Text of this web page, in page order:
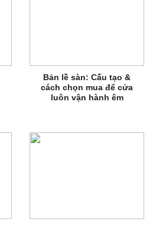
Bản lề sàn: Cấu tạo &
cách chọn mua để cửa
luôn vận hành êm